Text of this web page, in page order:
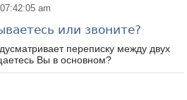
am
или звоните?
переписку между двух
Вы в основном?